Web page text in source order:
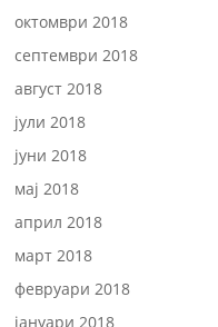
октомври 2018
септември 2018
август 2018
јули 2018
јуни 2018
мај 2018
април 2018
март 2018
февруари 2018
јануари 2018